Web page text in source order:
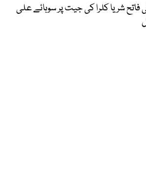
فاتح شریا کلرا کی جیت پر سوہائے علی